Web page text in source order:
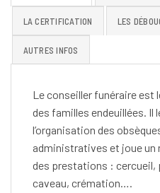
LA CERTIFICATION LES
AUTRES INFOS
Le conseiller funéraire est
des familles endeuillées. Il
l’organisation des
administratives et joue un
des prestations : cercueil,
caveau, crémation….